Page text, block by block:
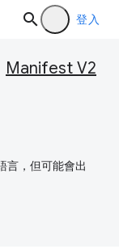
登入
Manifest V2
言，但可能會出